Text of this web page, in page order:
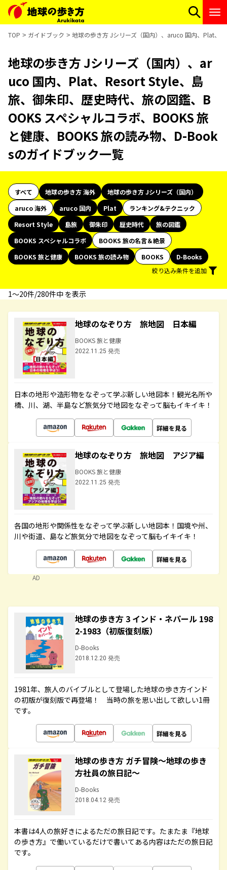
TOP ガイドブック 地球の歩き方 Jシリーズ（国内）、aruco 国内、Plat、
地球の歩き方 Jシリーズ（国内）、ar
uco 国内、Plat、Resort Style、島
旅、御朱印、歴史時代、旅の図鑑、B
OOKS スペシャルコラボ、BOOKS 旅
と健康、BOOKS 旅の読み物、D-Book
sのガイドブック一覧
すべて 地球の歩き方 海外
地球の歩き方 Jシリーズ（国内）
aruco 海外
aruco 国内 Plat
ランキング&テクニック
Resort Style
島旅 御朱印 歴史時代
旅の図鑑
BOOKS スペシャルコラボ
BOOKS 旅の名言＆絶景
BOOKS 旅と健康
BOOKS 旅の読み物 BOOKS
D-Books
絞り込み条件を追加
1〜20件/280件中 を表示
地球のなぞり方 旅地図 日本編
BOOKS 旅と健康
2022.11.25 発売
日本の地形や造形物をなぞって学ぶ新しい地図本！観光名所や
橋、川、湖、半島など旅気分で地図をなぞって脳もイキイキ！
詳細を見る
地球のなぞり方 旅地図 アジア編
BOOKS 旅と健康
2022.11.25 発売
各国の地形や関係性をなぞって学ぶ新しい地図本！国境や州、
川や街道、島など旅気分で地図をなぞって脳もイキイキ！
詳細を見る
AD
地球の歩き方 3 インド・ネパール 198
2-1983（初版復刻版）
D-Books
2018.12.20 発売
1981年、旅人のバイブルとして登場した地球の歩き方インド
の初版が復刻版で再登場！ 当時の旅を思い出して欲しい1冊
です。
詳細を見る
地球の歩き方 ガチ冒険～地球の歩き
方社員の旅日記～
D-Books
2018.04.12 発売
本書は4人の旅好きによるただの旅日記です。たまたま『地球
の歩き方』で働いているだけで書いてある内容はただの旅日記
です。